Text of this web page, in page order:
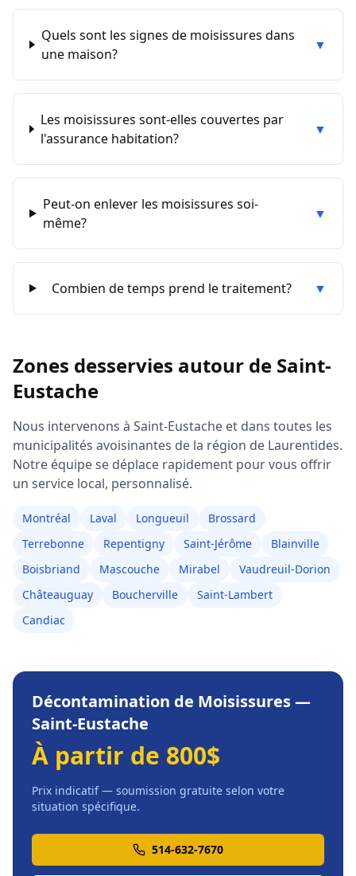
Quels sont les signes de moisissures dans
une maison?
▼
Les moisissures sont-elles couvertes par
l'assurance habitation?
▼
Peut-on enlever les moisissures soi-
même?
▼
Combien de temps prend le traitement? ▼
Zones desservies autour de Saint-
Eustache
Nous intervenons à Saint-Eustache et dans toutes les
municipalités avoisinantes de la région de Laurentides.
Notre équipe se déplace rapidement pour vous offrir
un service local, personnalisé.
Montréal Laval Longueuil
Brossard
Terrebonne
Repentigny Saint-Jérôme
Blainville
Boisbriand
Mascouche Mirabel
Vaudreuil-Dorion
Châteauguay
Boucherville
Saint-Lambert
Candiac
Décontamination de Moisissures—
Saint-Eustache
À partir de 800$
Prix indicatif — soumission gratuite selon votre
situation spécifique.
514-632-7670